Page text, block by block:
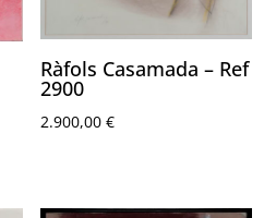
Ràfols Casamada – Ref
2900
2.900,00€